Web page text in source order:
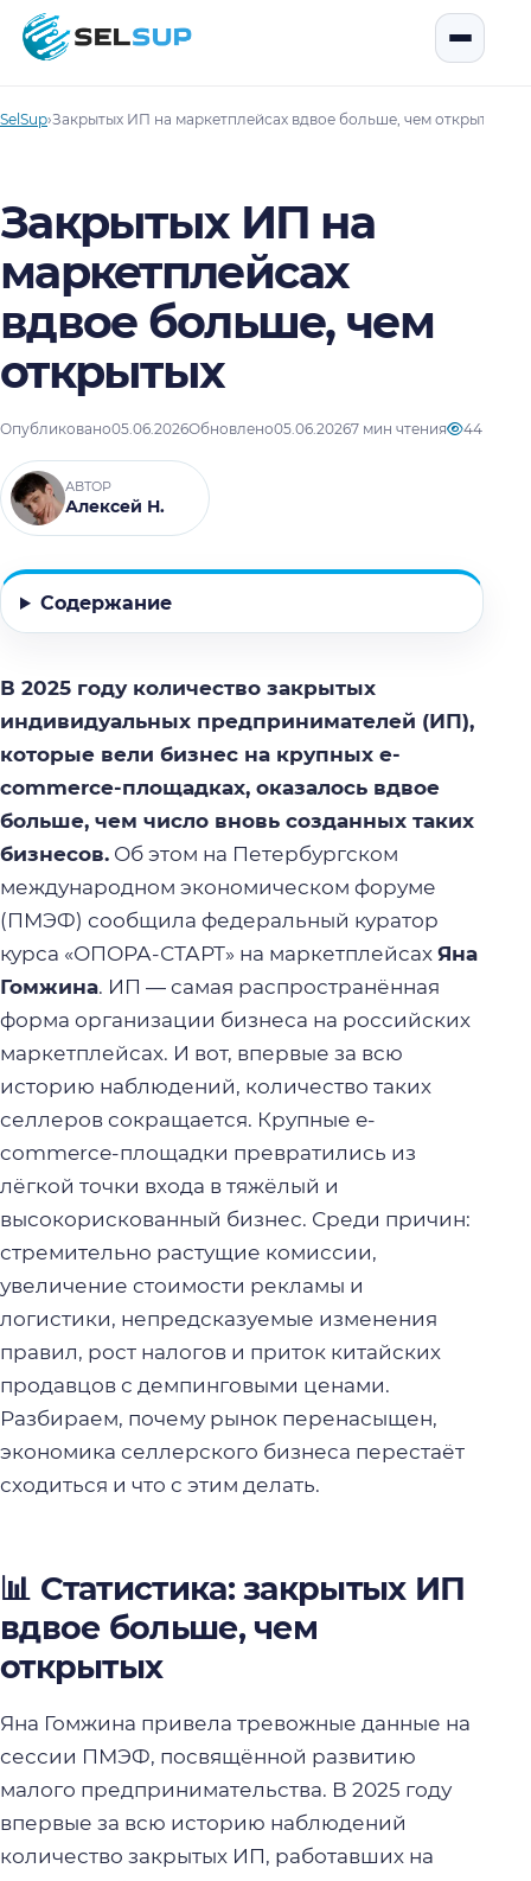
SelSup
SelSup›Закрытых ИП на маркетплейсах вдвое больше, чем открытых
Закрытых ИП на
маркетплейсах
вдвое больше, чем
открытых
Опубликовано05.06.2026Обновлено05.06.20267 мин чтения 44
АВТОР
Алексей Н.
Содержание
В 2025 году количество закрытых
индивидуальных предпринимателей (ИП),
которые вели бизнес на крупных e-
commerce-площадках, оказалось вдвое
больше, чем число вновь созданных таких
бизнесов. Об этом на Петербургском
международном экономическом форуме
(ПМЭФ) сообщила федеральный куратор
курса «ОПОРА-СТАРТ» на маркетплейсах Яна
Гомжина. ИП — самая распространённая
форма организации бизнеса на российских
маркетплейсах. И вот, впервые за всю
историю наблюдений, количество таких
селлеров сокращается. Крупные e-
commerce-площадки превратились из
лёгкой точки входа в тяжёлый и
высокорискованный бизнес. Среди причин:
стремительно растущие комиссии,
увеличение стоимости рекламы и
логистики, непредсказуемые изменения
правил, рост налогов и приток китайских
продавцов с демпинговыми ценами.
Разбираем, почему рынок перенасыщен,
экономика селлерского бизнеса перестаёт
сходиться и что с этим делать.
📊 Статистика: закрытых ИП
вдвое больше, чем
открытых
Яна Гомжина привела тревожные данные на
сессии ПМЭФ, посвящённой развитию
малого предпринимательства. В 2025 году
впервые за всю историю наблюдений
количество закрытых ИП, работавших на